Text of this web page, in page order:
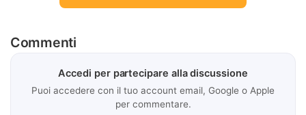
Commenti
Accedi per partecipare alla discussione
Puoi accedere con il tuo account email, Google o Apple
per commentare.